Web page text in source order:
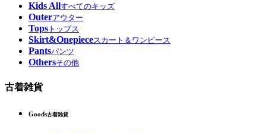
Kids Allすべてのキッズ
Outerアウター
Tops トップス
Skirt&Onepieceスカート＆ワンピース
Pantsパンツ
Othersその他
古着雑貨
Goods古着雑貨